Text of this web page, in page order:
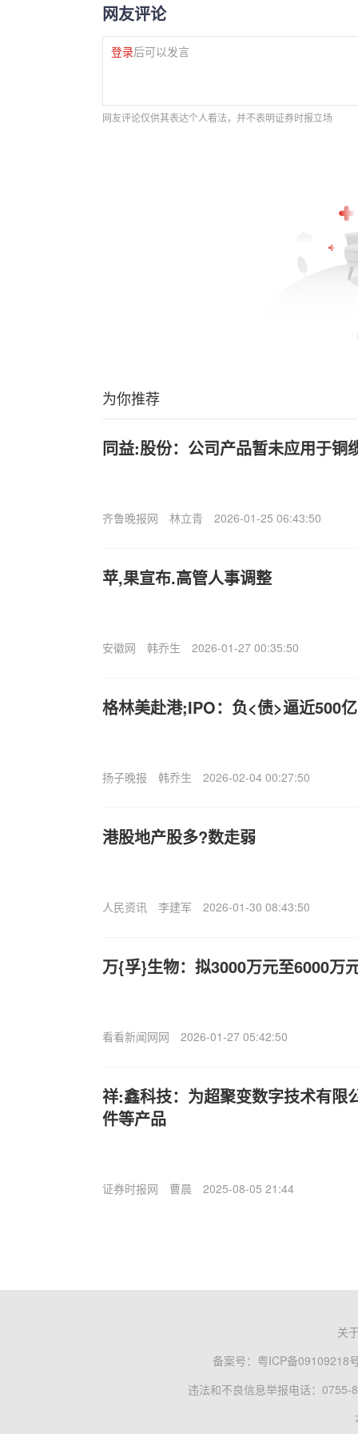
网友评论
登录后可以发言
网友评论仅供其表达个人看法，并不表明证券时报立场
为你推荐
同益:股份：公司产品暂未应用于铜
齐鲁晚报网 林立青 2026-01-25 06:43:50
苹,果宣布.高管人事调整
安徽网 韩乔生 2026-01-27 00:35:50
格林美赴港;IPO：负<债>逼近500
扬子晚报 韩乔生 2026-02-04 00:27:50
港股地产股多?数走弱
人民资讯 李建军 2026-01-30 08:43:50
万{孚}生物：拟3000万元至6000万
看看新闻网网 2026-01-27 05:42:50
祥:鑫科技：为超聚变数字技术有限
件等产品
证券时报网 曹晨 2025-08-05 21:44
关
备案号： 粤ICP备09109218
违法和不良信息举报电话：0755-